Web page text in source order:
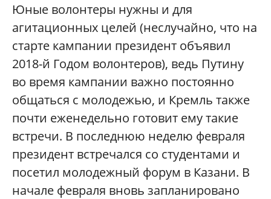
Юные волонтеры нужны и для
агитационных целей (неслучайно, что на
старте кампании президент объявил
2018-й Годом волонтеров), ведь Путину
во время кампании важно постоянно
общаться с молодежью, и Кремль также
почти еженедельно готовит ему такие
встречи. В последнюю неделю февраля
президент встречался со студентами и
посетил молодежный форум в Казани. В
начале февраля вновь запланировано